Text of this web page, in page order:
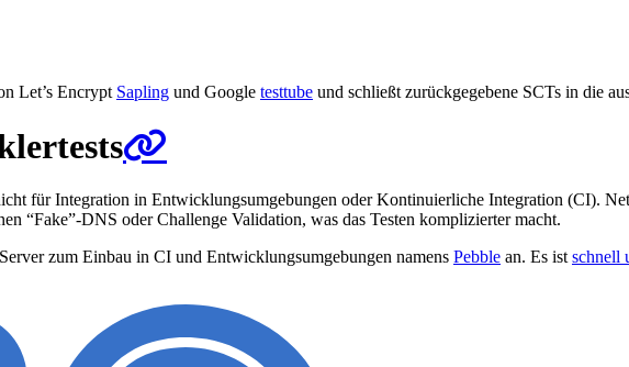
Let’s Encrypt Sapling und Google testtube und schließt zurückgegebene SCTs in die
für Integration in Entwicklungsumgebungen oder Kontinuierliche Integration (CI).
“Fake”-DNS oder Challenge Validation, was das Testen komplizierter macht.
zum Einbau in CI und Entwicklungsumgebungen namens Pebble an. Es ist schnell